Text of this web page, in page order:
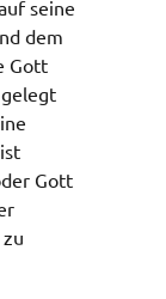
seine
dem
Gott
Gott